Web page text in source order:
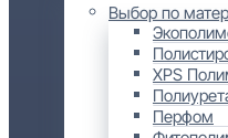
Выбор по
XPS
Перфом